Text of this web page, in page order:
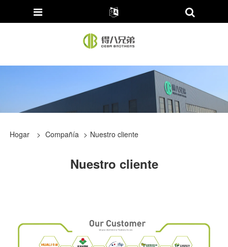
Hogar > Compañía > Nuestro cliente
Nuestro cliente